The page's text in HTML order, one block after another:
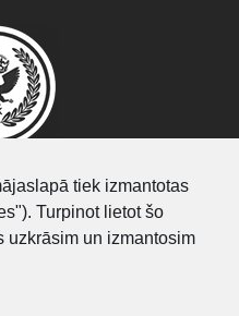
tiek izmantotas
Turpinot lietot šo
uzkrāsim un izmantosim